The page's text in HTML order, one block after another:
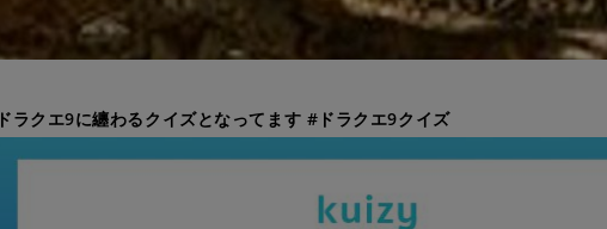
ドラクエ9に纏わるクイズとなってます #ドラクエ9クイズ